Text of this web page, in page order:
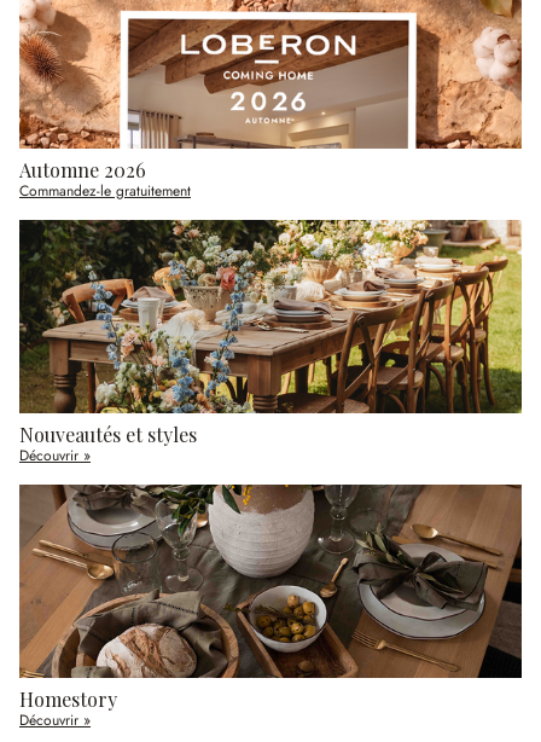
Automne 2026
Commandez-le gratuitement
Nouveautés et styles
Découvrir »
Homestory
Découvrir »